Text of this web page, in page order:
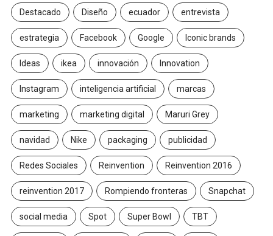
Destacado Diseño ecuador entrevista
estrategia Facebook Google Iconic brands
Ideas ikea innovación Innovation
Instagram inteligencia artificial marcas
marketing marketing digital Maruri Grey
navidad Nike packaging publicidad
Redes Sociales Reinvention Reinvention 2016
reinvention 2017 Rompiendo fronteras Snapchat
social media Spot Super Bowl TBT